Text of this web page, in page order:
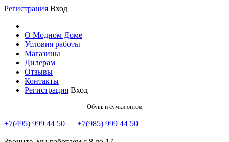
Регистрация Вход
О Модном Доме
Условия работы
Магазины
Дилерам
Отзывы
Контакты
Регистрация Вход
Обувь и сумки оптом
+7(495) 999 44 50 +7(985) 999 44 50